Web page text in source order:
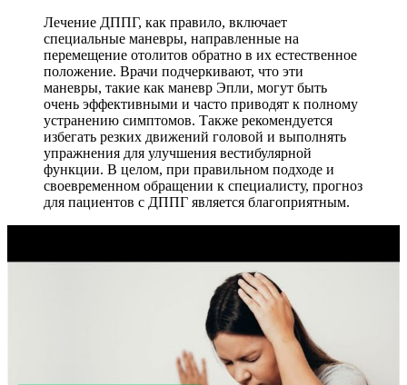
Лечение ДППГ, как правило, включает
специальные маневры, направленные на
перемещение отолитов обратно в их естественное
положение. Врачи подчеркивают, что эти
маневры, такие как маневр Эпли, могут быть
очень эффективными и часто приводят к полному
устранению симптомов. Также рекомендуется
избегать резких движений головой и выполнять
упражнения для улучшения вестибулярной
функции. В целом, при правильном подходе и
своевременном обращении к специалисту, прогноз
для пациентов с ДППГ является благоприятным.